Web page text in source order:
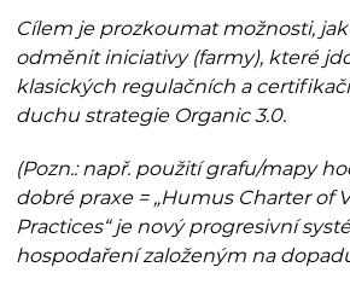
Cílem je prozkoumat možnosti,
odměnit iniciativy (farmy), které
klasických regulačních a
duchu strategie Organic 3.0.
(Pozn.: např. použití grafu/mapy
dobré praxe = „Humus Charter of
Practices“ je nový progresivní
hospodaření založeným na